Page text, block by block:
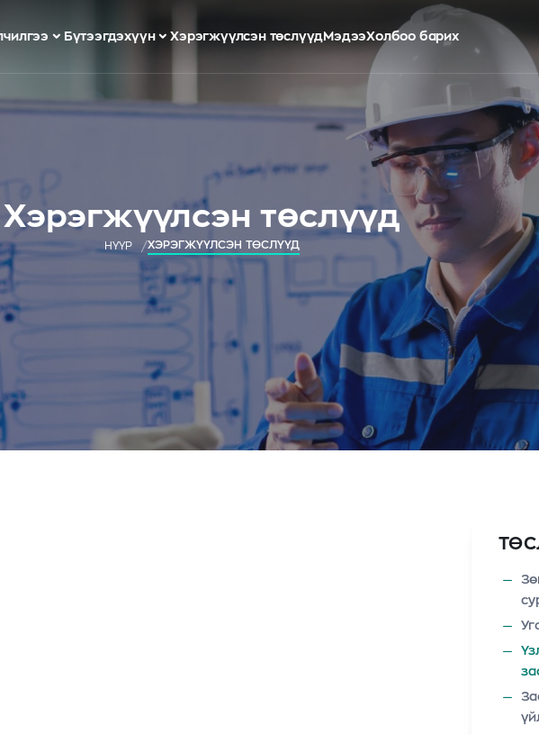
Бүтээгдэхүүн Хэрэгжүүлсэн төслүүдМэдээХолбоо барих
Хэрэгжүүлсэн төслүүд
НҮҮР ХЭРЭГЖҮҮЛСЭН ТӨСЛҮҮД